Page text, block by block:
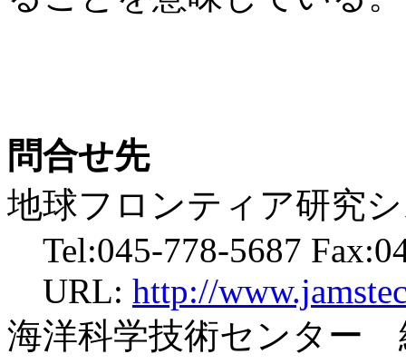
問合せ先
地球フロンティア研究
Tel:045-778-5687
URL: http://
海洋科学技術センター